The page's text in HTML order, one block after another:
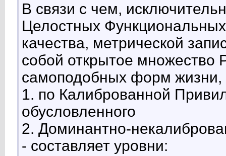
В связи с чем,
Целостных
качества, метрической
собой открытое множество
самоподобных форм жизни,
1. по Калиброванной
обусловленного
2. Доминантно-
- составляет уровни: